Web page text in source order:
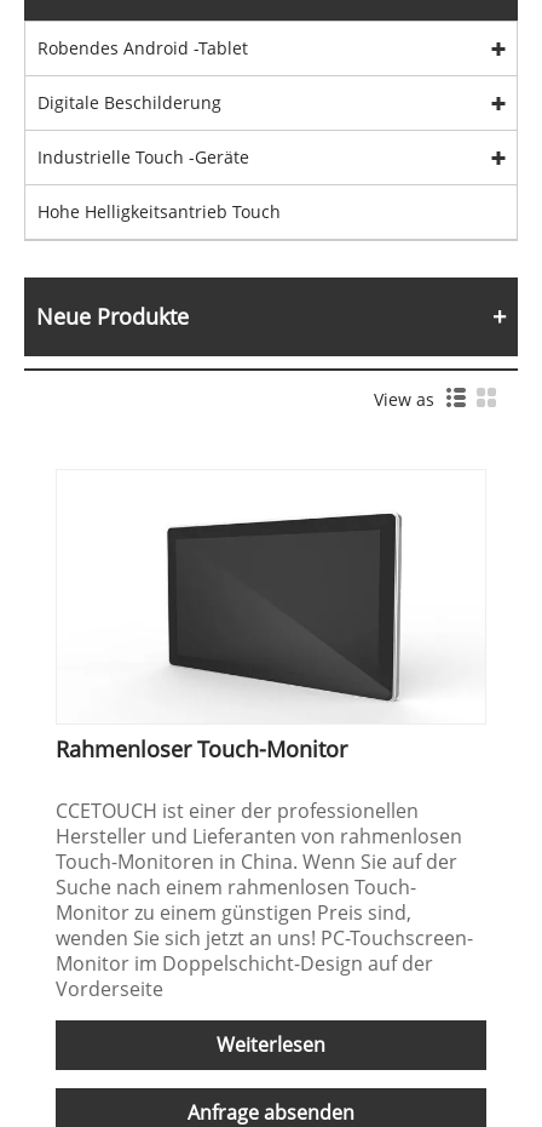
Robendes Android -Tablet
Digitale Beschilderung
Industrielle Touch -Geräte
Hohe Helligkeitsantrieb Touch
Neue Produkte
View as
Rahmenloser Touch-Monitor
CCETOUCH ist einer der professionellen
Hersteller und Lieferanten von rahmenlosen
Touch-Monitoren in China. Wenn Sie auf der
Suche nach einem rahmenlosen Touch-
Monitor zu einem günstigen Preis sind,
wenden Sie sich jetzt an uns! PC-Touchscreen-
Monitor im Doppelschicht-Design auf der
Vorderseite
Weiterlesen
Anfrage absenden